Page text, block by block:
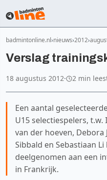
badmintonline.nl nieuws 2012
Verslag
18 augustus 2012· 2 min
Een aantal
U15 selectiespelers, t.w.
van der hoeven, Debora
Sibbald en Sebastiaan
deelgenomen aan een
in Frankrijk.